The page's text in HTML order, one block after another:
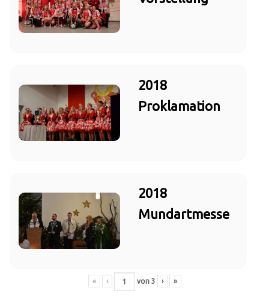
2018
Proklamation
2018
Mundartmesse
« ‹ von 3 › »